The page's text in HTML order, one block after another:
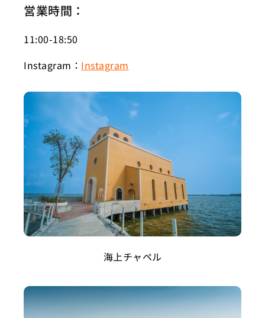
営業時間：
11:00-18:50
Instagram： Instagram
海上チャペル